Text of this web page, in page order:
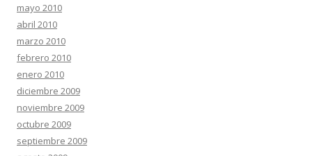
mayo 2010
abril 2010
marzo 2010
febrero 2010
enero 2010
diciembre 2009
noviembre 2009
octubre 2009
septiembre 2009